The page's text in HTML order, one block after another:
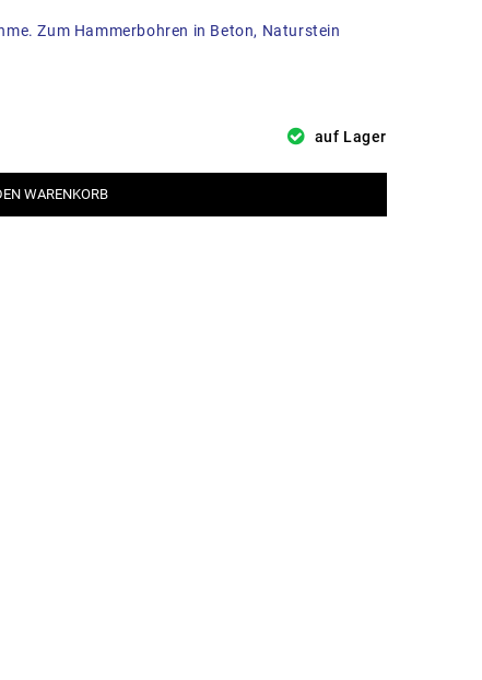
Zum Hammerbohren in Beton, Naturstein
auf Lager
WARENKORB